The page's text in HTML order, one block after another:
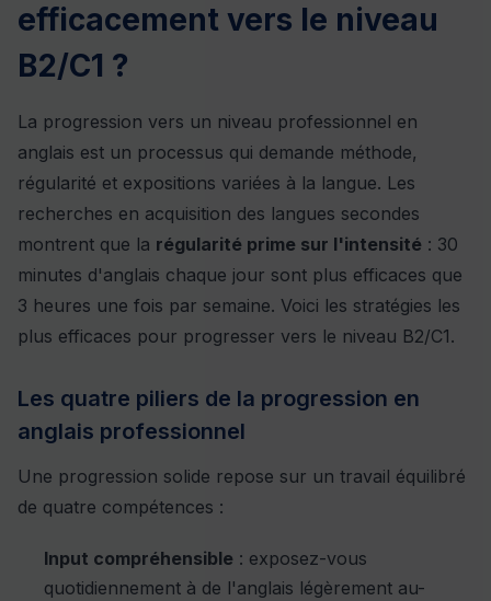
efficacement vers le niveau
B2/C1 ?
La progression vers un niveau professionnel en
anglais est un processus qui demande méthode,
régularité et expositions variées à la langue. Les
recherches en acquisition des langues secondes
montrent que la régularité prime sur l'intensité : 30
minutes d'anglais chaque jour sont plus efficaces que
3 heures une fois par semaine. Voici les stratégies les
plus efficaces pour progresser vers le niveau B2/C1.
Les quatre piliers de la progression en
anglais professionnel
Une progression solide repose sur un travail équilibré
de quatre compétences :
Input compréhensible : exposez-vous
quotidiennement à de l'anglais légèrement au-